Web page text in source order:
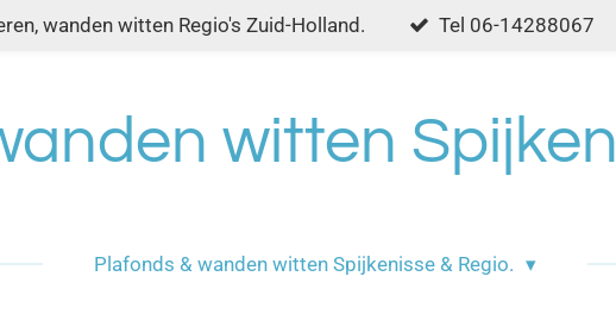
wanden witten Regio's Zuid-Holland. Tel 06-14288067
witten
Plafonds & wanden witten Spijkenisse & Regio.